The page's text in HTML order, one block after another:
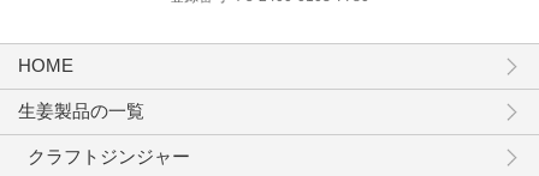
HOME
生姜製品の一覧
クラフトジンジャー